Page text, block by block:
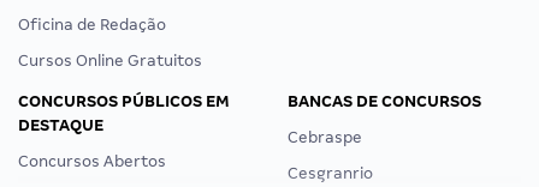
Oficina de Redação
Cursos Online Gratuitos
CONCURSOS PÚBLICOS EM
DESTAQUE
Concursos Abertos
BANCAS DE CONCURSOS
Cebraspe
Cesgranrio